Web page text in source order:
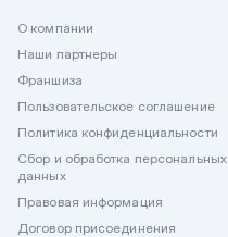
О компании
Наши партнеры
Франшиза
Пользовательское соглашение
Политика конфиденциальности
Сбор и обработка персональных
данных
Правовая информация
Договор присоединения